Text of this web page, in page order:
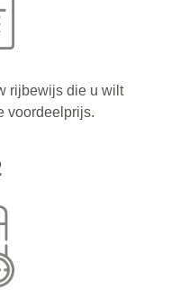
rijbewijs die u wilt
voordeelprijs.